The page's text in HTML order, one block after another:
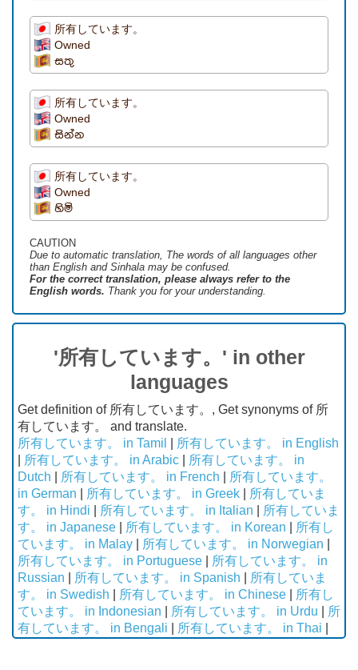
所有しています。
Owned
සතු
所有しています。
Owned
සින්න
所有しています。
Owned
හිමි
CAUTION
Due to automatic translation, The words of all languages ​​other
than English and Sinhala may be confused.
For the correct translation, please always refer to the
English words. Thank you for your understanding.
'所有しています。' in other
languages
Get definition of 所有しています。, Get synonyms of 所
有しています。 and translate.
所有しています。 in Tamil
所有しています。 in English
所有しています。 in Arabic
所有しています。 in
Dutch
所有しています。 in French
所有しています。
in German
所有しています。 in Greek
所有していま
す。 in Hindi
所有しています。 in Italian
所有していま
す。 in Japanese
所有しています。 in Korean
所有し
ています。 in Malay
所有しています。 in Norwegian
所有しています。 in Portuguese
所有しています。 in
Russian
所有しています。 in Spanish
所有していま
す。 in Swedish
所有しています。 in Chinese
所有し
ています。 in Indonesian
所有しています。 in Urdu
所
有しています。 in Bengali
所有しています。 in Thai